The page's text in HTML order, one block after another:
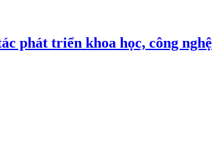
phát triển khoa học, công nghệ